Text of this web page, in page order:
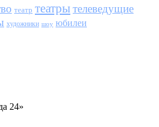
театр театрытелеведущие
художники шоу юбилеи
24»